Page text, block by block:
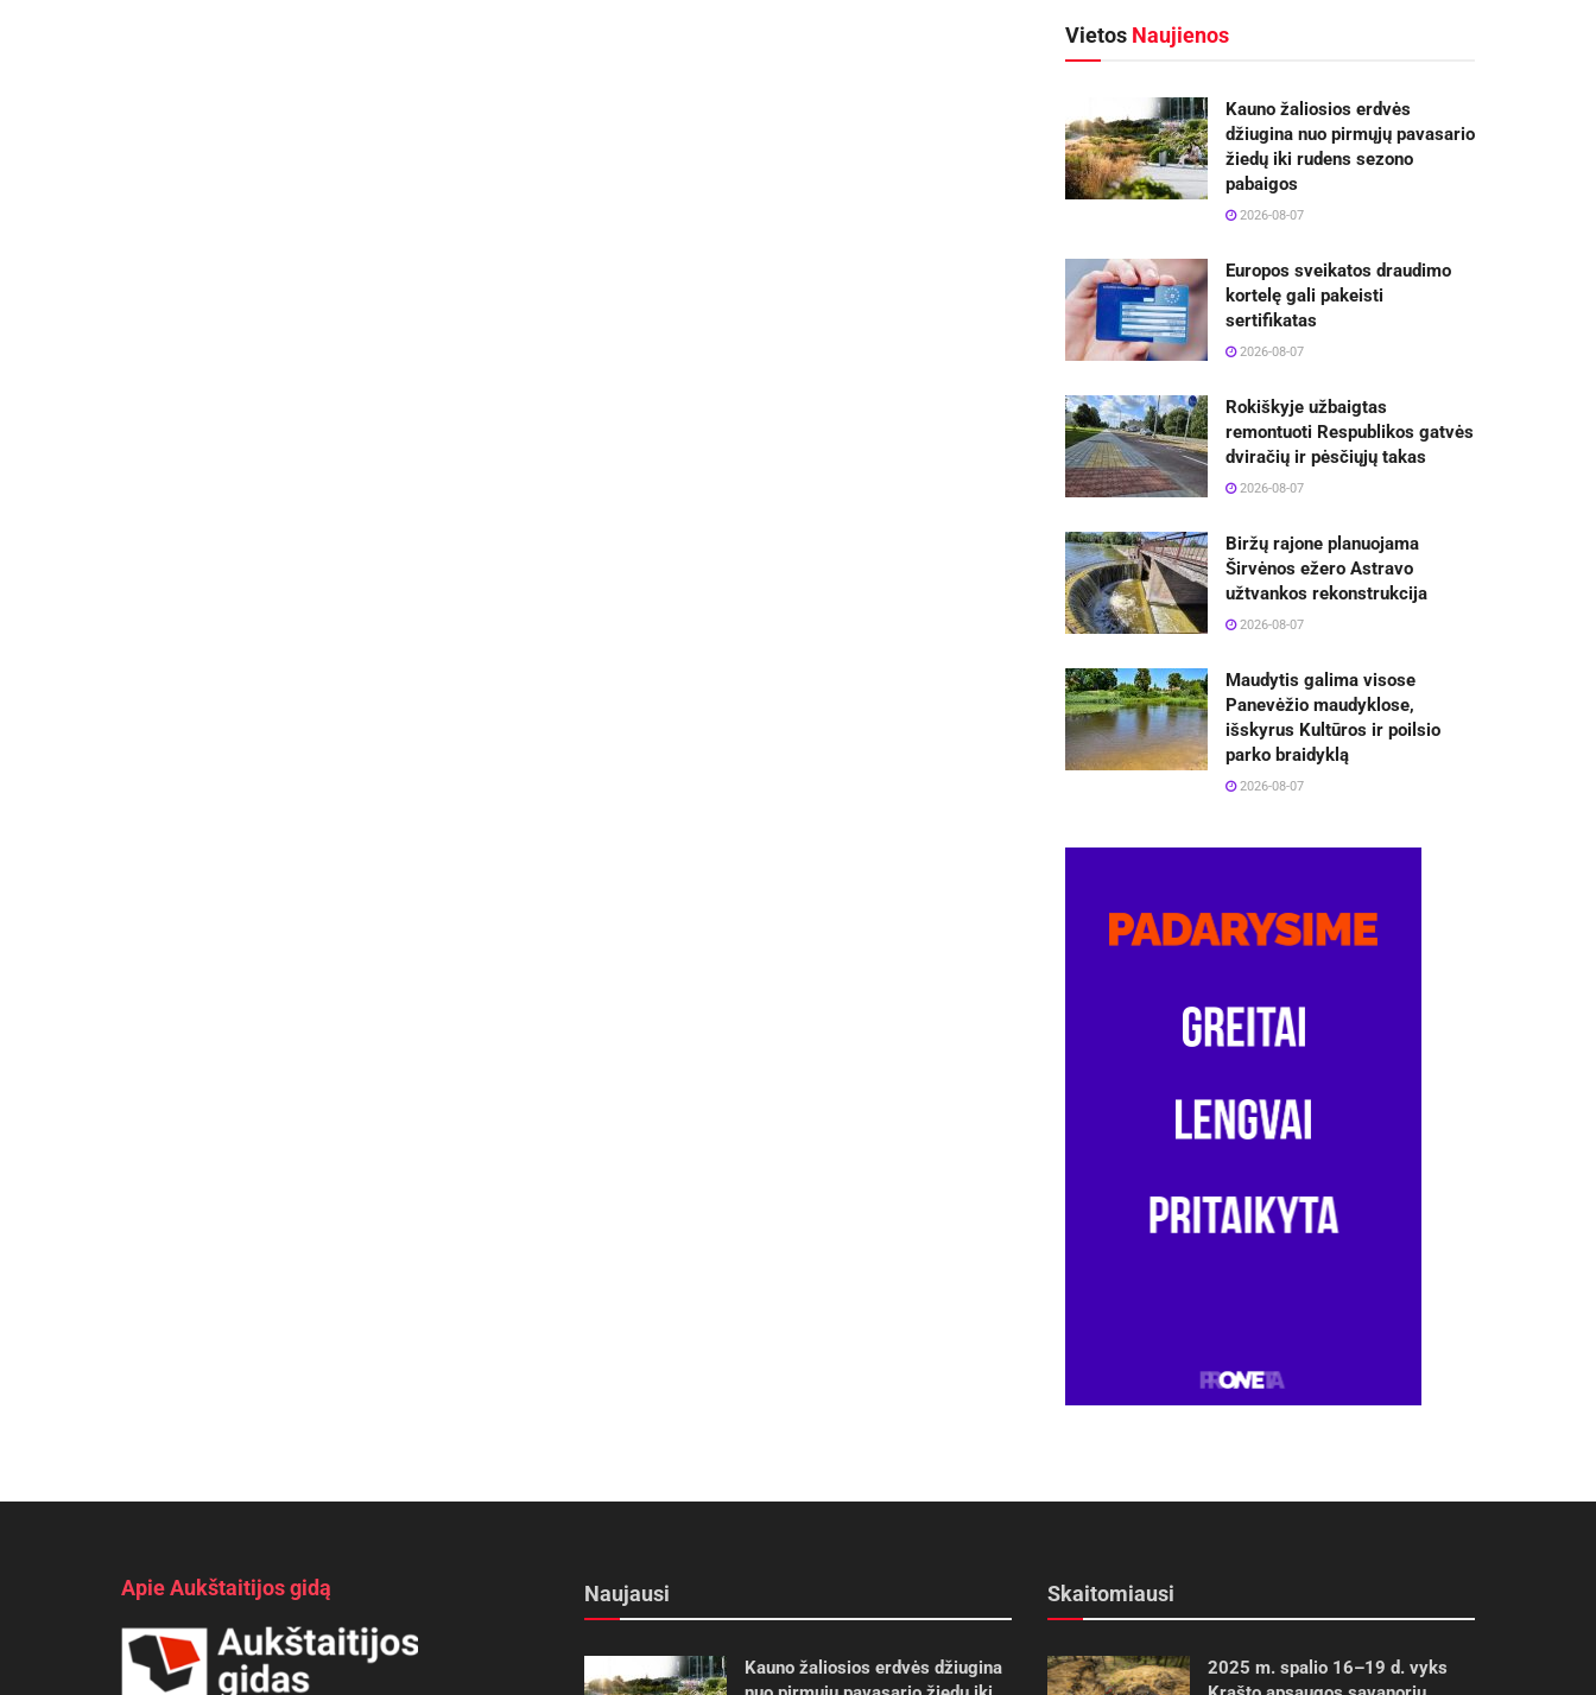
Vietos Naujienos
Kauno žaliosios erdvės
džiugina nuo pirmųjų pavasario
žiedų iki rudens sezono
pabaigos
2026-08-07
Europos sveikatos draudimo
kortelę gali pakeisti
sertifikatas
2026-08-07
Rokiškyje užbaigtas
remontuoti Respublikos gatvės
dviračių ir pėsčiųjų takas
2026-08-07
Biržų rajone planuojama
Širvėnos ežero Astravo
užtvankos rekonstrukcija
2026-08-07
Maudytis galima visose
Panevėžio maudyklose,
išskyrus Kultūros ir poilsio
parko braidyklą
2026-08-07
Apie Aukštaitijos gidą Naujausi
Kauno žaliosios erdvės džiugina
Skaitomiausi
2025 m. spalio 16–19 d. vyks